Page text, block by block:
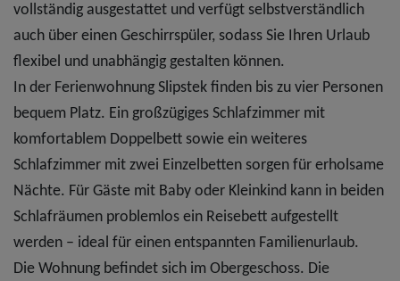
vollständig ausgestattet und verfügt selbstverständlich
auch über einen Geschirrspüler, sodass Sie Ihren Urlaub
flexibel und unabhängig gestalten können.
In der Ferienwohnung Slipstek finden bis zu vier Personen
bequem Platz. Ein großzügiges Schlafzimmer mit
komfortablem Doppelbett sowie ein weiteres
Schlafzimmer mit zwei Einzelbetten sorgen für erholsame
Nächte. Für Gäste mit Baby oder Kleinkind kann in beiden
Schlafräumen problemlos ein Reisebett aufgestellt
werden – ideal für einen entspannten Familienurlaub.
Die Wohnung befindet sich im Obergeschoss. Die